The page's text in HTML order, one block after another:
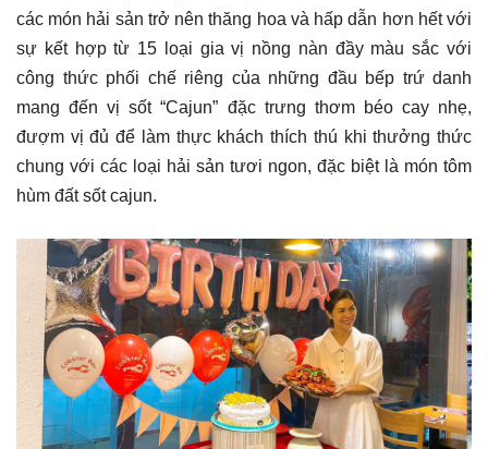
các món hải sản trở nên thăng hoa và hấp dẫn hơn hết với
sự kết hợp từ 15 loại gia vị nồng nàn đầy màu sắc với
công thức phối chế riêng của những đầu bếp trứ danh
mang đến vị sốt “Cajun” đặc trưng thơm béo cay nhẹ,
đượm vị đủ để làm thực khách thích thú khi thưởng thức
chung với các loại hải sản tươi ngon, đặc biệt là món tôm
hùm đất sốt cajun.